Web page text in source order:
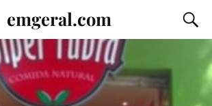
emgeral.com